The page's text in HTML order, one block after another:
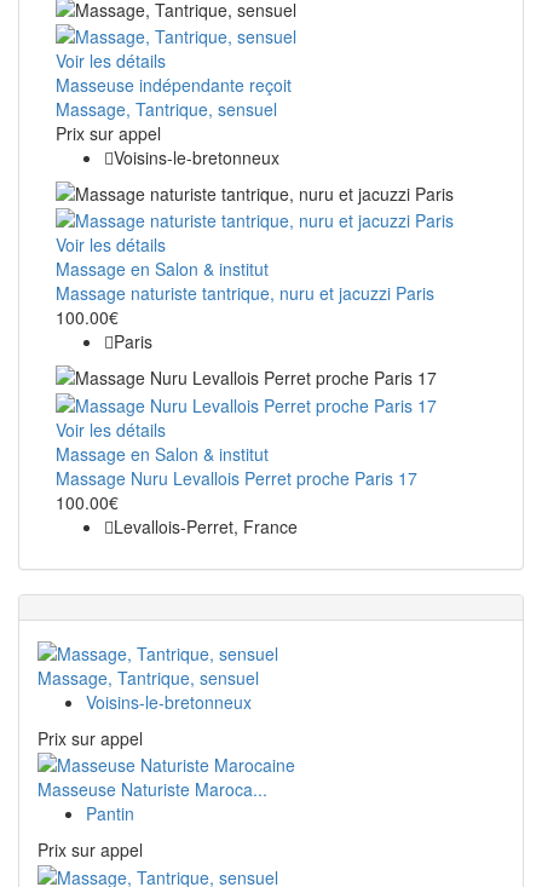
Voir les détails
Masseuse indépendante reçoit
Massage, Tantrique, sensuel
Prix ​​sur appel
Voisins-le-bretonneux
Voir les détails
Massage en Salon & institut
Massage naturiste tantrique, nuru et jacuzzi Paris
100.00€
Paris
Voir les détails
Massage en Salon & institut
Massage Nuru Levallois Perret proche Paris 17
100.00€
Levallois-Perret, France
Massage, Tantrique, sensuel
Voisins-le-bretonneux
Prix ​​sur appel
Masseuse Naturiste Maroca...
Pantin
Prix ​​sur appel